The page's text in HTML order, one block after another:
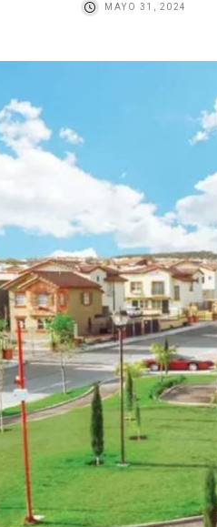
MAYO 31, 2024